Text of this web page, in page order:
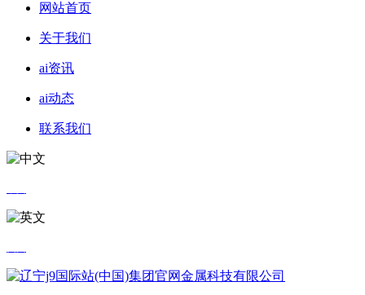
网站首页
关于我们
ai资讯
ai动态
联系我们